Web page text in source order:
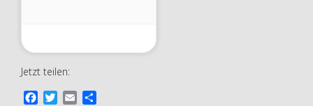
Jetzt teilen:
F
T
E